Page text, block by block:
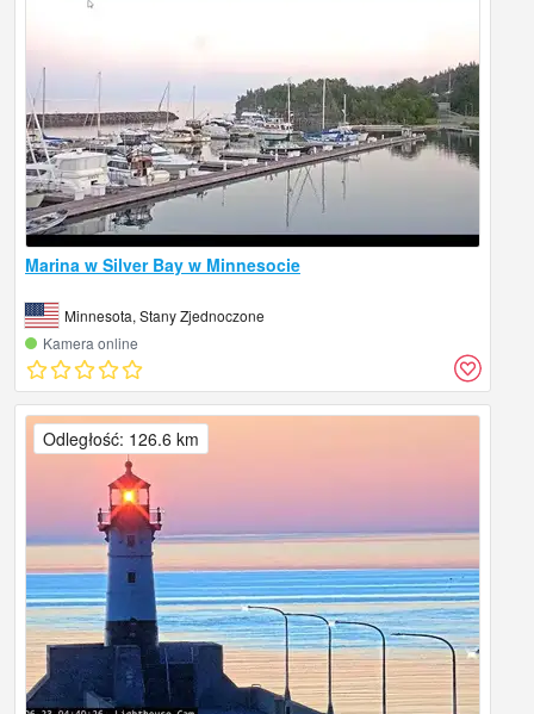
Marina w Silver Bay w Minnesocie
Minnesota, Stany Zjednoczone
Kamera online
Odległość: 126.6 km